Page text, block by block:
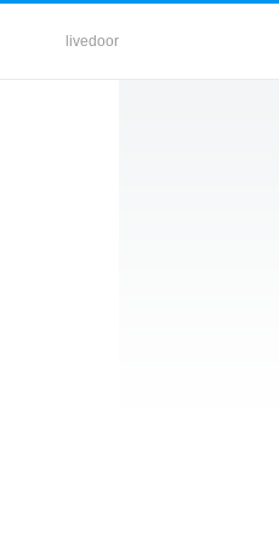
livedoor